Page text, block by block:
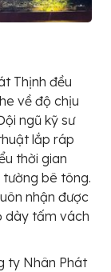
Thịnh đều
về độ chịu
ngũ kỹ sư
lắp ráp
thời gian
bê tông.
nhận được
dày tấm vách
ty Nhân Phát